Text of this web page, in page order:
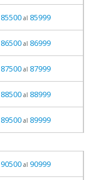
85500al 85999
86500al 86999
87500al 87999
88500al 88999
89500al 89999
90500al 90999